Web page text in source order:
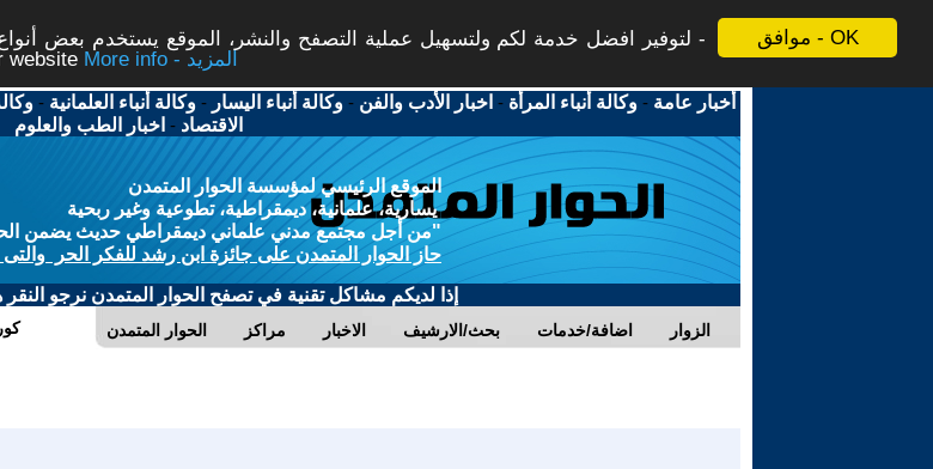
موافق - OK
لتوفير افضل خدمة لكم ولتسهيل عملية التصفح والنشر، الموقع يستخدم بعض
website
More info - المزيد
أخبار عامة -وكالة أنباء المرأة - اخبار الأدب والفن -وكالة أنباء اليسار -وكالة أنباء العلمانية -
الاقتصاد - اخبار الطب والعلوم
الموقع الرئيسي لمؤسسة الحوار المتمدن
يسارية، علمانية، ديمقراطية، تطوعية وغير ربحية
"من أجل مجتمع مدني علماني ديمقراطي حديث يضمن
حاز الحوار المتمدن على جائزة ابن رشد للفكر الحر والتى
إذا لديكم مشاكل تقنية في تصفح الحوار المتمدن نرجو النقر
الحوار المتمدن مراكز الاخبار بحث/الارشيف اضافة/خدمات الزوار